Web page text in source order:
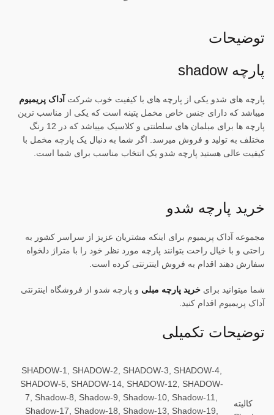
توضیحات
پارچه shadow
پارچه های شدو یکی از پارچه های با کیفیت خوب شرکت آداک پریمیوم
میباشد که دارای جنس خاص مخمل پتینه است که یکی از مناسب ترین
پارچه ها برای مبلمان های سلطنتی و کلاسیک میباشد که در 12 رنگ
مختلف به تولید و فروش میرسد. اگر شما به دنبال یک پارچه مخمل با
کیفیت عالی هستید پارچه شدو یک انتخاب مناسب برای شما است.
خرید پارچه شدو
مجموعه آداک پریمیوم برای اینکه مشتریان عزیز از سراسر کشور به
راحتی و با خیال راحت بتوانند پارچه مورد نظر خود را با متراژ دلخواه
سفارش دهند اقدام به فروش اینترنتی کرده است.
شما میتوانید برای خرید پارچه مبلی و پارچه شدو از فروشگاه اینترنتی
آداک پریمیوم اقدام کنید.
توضیحات تکمیلی
کالیته
SHADOW-1, SHADOW-2, SHADOW-3, SHADOW-4,
SHADOW-5, SHADOW-14, SHADOW-12, SHADOW-
7, Shadow-8, Shadow-9, Shadow-10, Shadow-11,
Shadow-17, Shadow-18, Shadow-13, Shadow-19,